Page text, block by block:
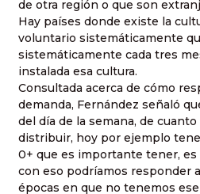
de otra región o que son
Hay países donde existe la
voluntario sistemáticamente
sistemáticamente cada tres
instalada esa cultura.
Consultada acerca de cómo
demanda, Fernández señaló
del día de la semana, de
distribuir, hoy por ejemplo
0+ que es importante tener,
con eso podríamos responder
épocas en que no tenemos ese